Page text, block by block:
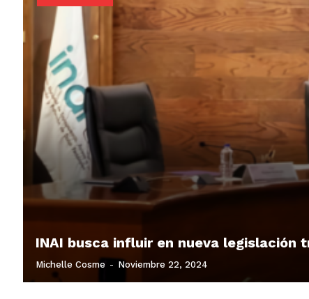
INAI busca influir en nueva legislación
Michelle Cosme - Noviembre 22, 2024